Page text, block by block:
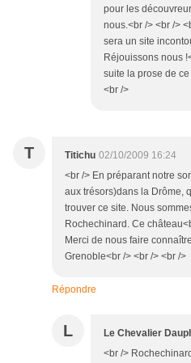
pour les
nous.<br /> <br />
sera un site
Réjouissons nous
suite la prose de
<br />
T Titichu 02/10/2009 16:24
<br /> En préparant notre
aux trésors)dans la Drôme,
trouver ce site. Nous
Rochechinard. Ce
Merci de nous faire
Grenoble<br /> <br /> <br />
Répondre
L Le Chevalier
<br />